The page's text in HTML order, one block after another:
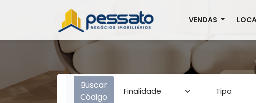
VENDAS
Buscar
Código